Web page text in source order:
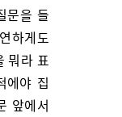
문을 들
하게도
뭐라 표
에야 집
앞에서